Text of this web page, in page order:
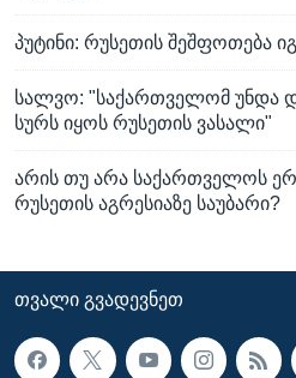
პუტინი: რუსეთის შეშფოთება
სალვო: "საქართველომ უნდა
სურს იყოს რუსეთის ვასალი"
არის თუ არა საქართველოს
რუსეთის აგრესიაზე საუბარი?
ᲗᲕᲐᲚᲘ ᲒᲕᲐᲓᲔᲕᲜᲔᲗ